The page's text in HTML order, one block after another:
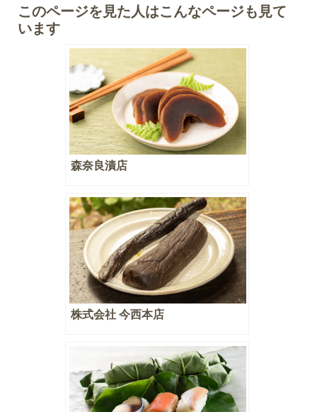
このページを見た人はこんなページも見て
います
森奈良漬店
株式会社 今西本店